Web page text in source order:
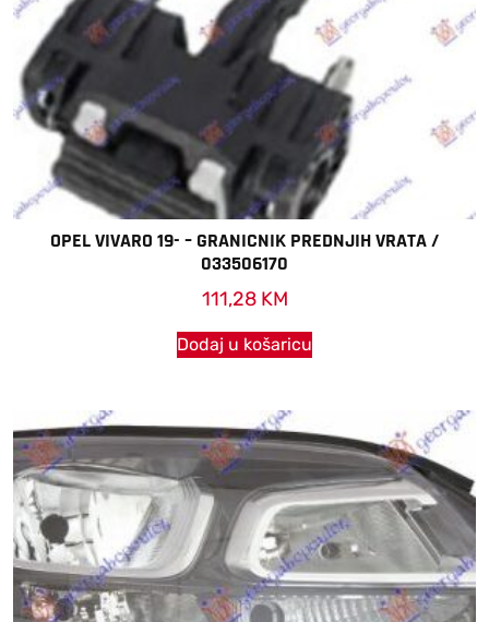
OPEL VIVARO 19- – GRANICNIK PREDNJIH VRATA /
033506170
111,28 KM
Dodaj u košaricu